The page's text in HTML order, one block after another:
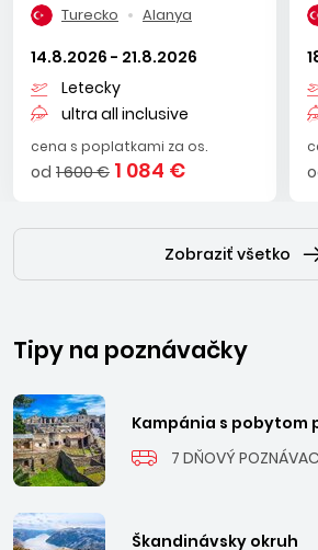
Turecko Alanya
14.8.2026 - 21.8.2026
Letecky
ultra all inclusive
cena s poplatkami za os.
od 1 600 € 1 084 €
Zobraziť všetko
Tipy na poznávačky
Kampánia s pobytom
7 DŇOVÝ
Škandinávsky okruh